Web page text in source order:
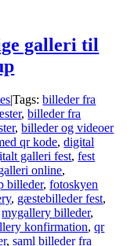
galleri til
|Tags:billeder fra
,billeder fra
,billeder og videoer
qr kode,digital
galleri fest,fest
online,
billeder,fotoskyen
, gæstebilleder fest,
mygallery billeder,
konfirmation,qr
,saml billeder fra